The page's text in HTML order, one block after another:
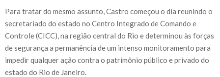
Para tratar do mesmo assunto, Castro começou o dia reunindo o
secretariado do estado no Centro Integrado de Comando e
Controle (CICC), na região central do Rio e determinou às forças
de segurança a permanência de um intenso monitoramento para
impedir qualquer ação contra o patrimônio público e privado do
estado do Rio de Janeiro.